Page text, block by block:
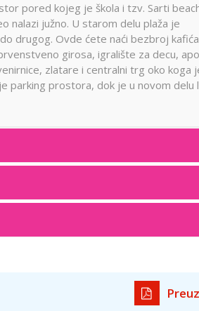
pored kojeg je škola i tzv. Sarti
nalazi južno. U starom delu plaža je
drugog. Ovde ćete naći bezbroj kafića
girosa, igralište za decu,
zlatare i centralni trg oko koga
parking prostora, dok je u novom delu